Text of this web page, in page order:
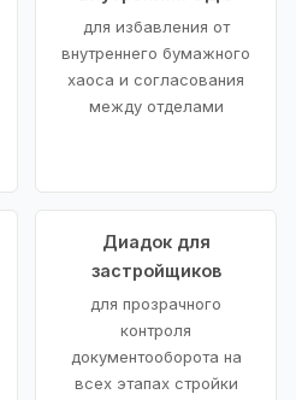
для избавления от
внутреннего бумажного
хаоса и согласования
между отделами
Диадок для
застройщиков
для прозрачного
контроля
документооборота на
всех этапах стройки